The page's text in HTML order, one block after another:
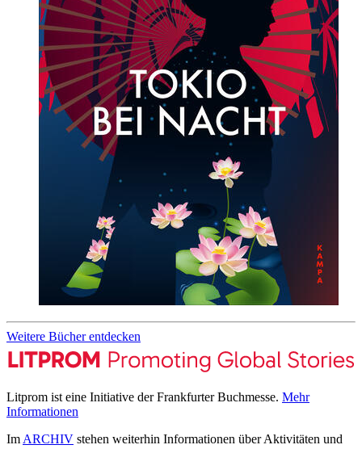
Weitere Bücher entdecken
Litprom ist eine Initiative der Frankfurter Buchmesse. Mehr
Informationen
Im ARCHIV stehen weiterhin Informationen über Aktivitäten und